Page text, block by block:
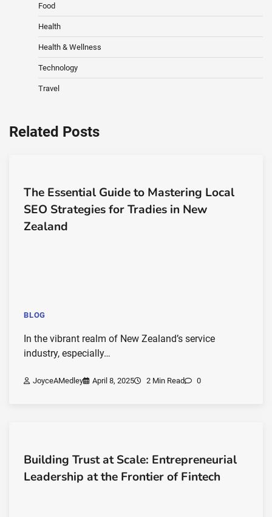
Food
Health
Health & Wellness
Technology
Travel
Related Posts
The Essential Guide to Mastering Local
SEO Strategies for Tradies in New
Zealand
BLOG
In the vibrant realm of New Zealand’s service
industry, especially…
JoyceAMedley April 8, 2025 2 Min Read 0
Building Trust at Scale: Entrepreneurial
Leadership at the Frontier of Fintech